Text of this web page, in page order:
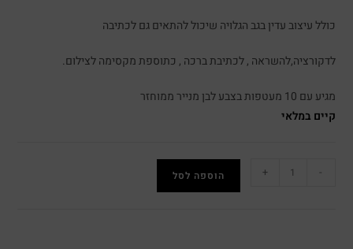
כולל עיצוב עדין בגב הגלויה שיכול להתאים גם לכתיבה
לדקורציה,להשראה , לכתיבת ברכה , כתוספת מקסימה לצילום.
מגיע עם 10 מעטפות בצבע לבן מנייר ממוחזר
קיים במלאי
+ הוספה לסל